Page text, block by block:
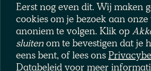
Volg het collectief
Laka NL B.V., gevestigd op Raamplein 1, 1016
Eerst nog even dit. Wij maken
cookies om je bezoek aan onze
anoniem te volgen. Klik op
sluitenom te bevestigen dat je
eens bent, of lees ons
Databeleidvoor meer